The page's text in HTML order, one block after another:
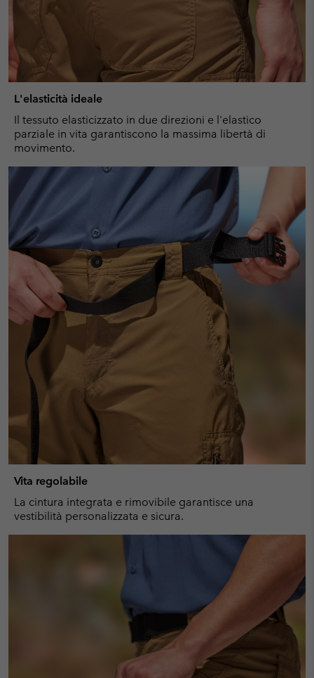
L'elasticità ideale
Il tessuto elasticizzato in due direzioni e l'elastico
parziale in vita garantiscono la massima libertà di
movimento.
Vita regolabile
La cintura integrata e rimovibile garantisce una
vestibilità personalizzata e sicura.